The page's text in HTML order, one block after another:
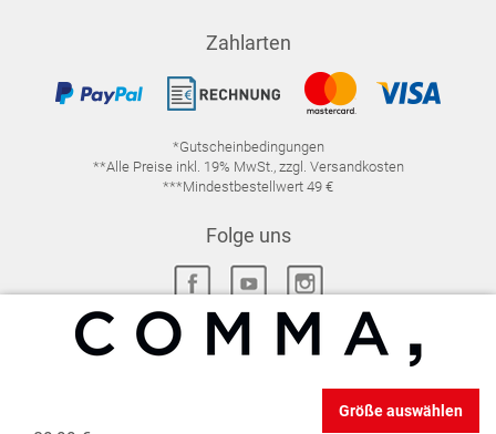
Größe auswählen
Zahlarten
*Gutscheinbedingungen
**Alle Preise inkl. 19% MwSt., zzgl. Versandkosten
***Mindestbestellwert 49 €
Folge uns
DATENSCHUTZ-EINSTELLUNGEN
WIDERRUFSRECHT